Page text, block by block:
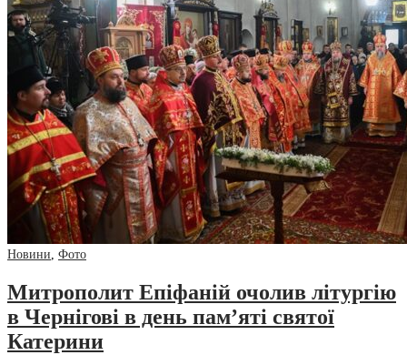
Новини, Фото
Митрополит Епіфаній очолив літургію
в Чернігові в день пам’яті святої
Катерини